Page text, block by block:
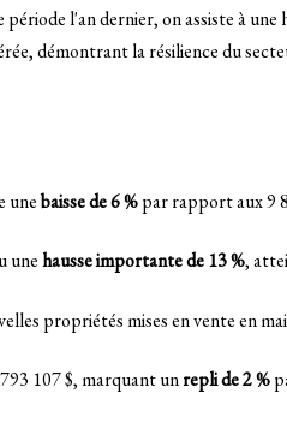
l'an dernier, on assiste à
démontrant la résilience du
unebaisse de 6 %par rapport aux 9
unehausse importante de 13 %,
propriétés mises en vente en
107 $, marquant unrepli de 2 %